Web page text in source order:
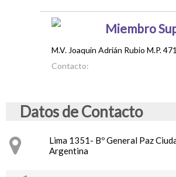
Miembro
M.V. Joaquin Adrián Rubio M.P.
Contacto:
Datos de Contacto
Lima 1351- Bº General Paz
Argentina